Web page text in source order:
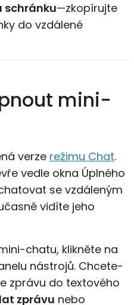
schránku—zkopírujte
do vzdálené
mini-
verze režimu Chat.
vedle okna Úplného
se vzdáleným
vidíte jeho
chatu, klikněte na
nástrojů. Chcete-
zprávu do textového
zprávu nebo